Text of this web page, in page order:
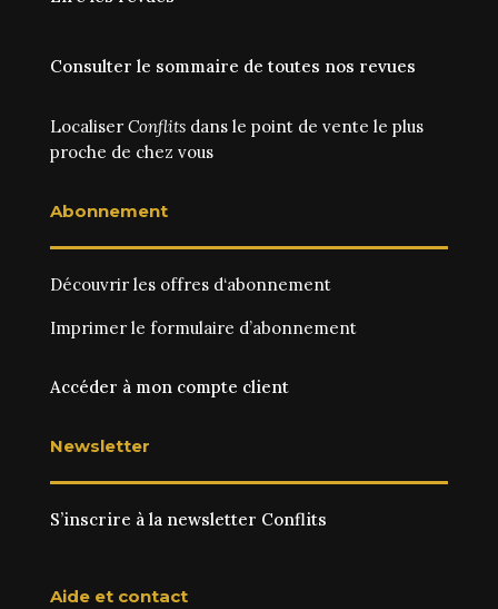
Consulter le sommaire de toutes nos revues
Localiser Conflitsdans le point de vente le plus
proche de chez vous
Abonnement
Découvrir les offres d‘abonnement
Imprimer le formulaire d’abonnement
Accéder à mon compte client
Newsletter
S’inscrire à la newsletter Conflits
Aide et contact